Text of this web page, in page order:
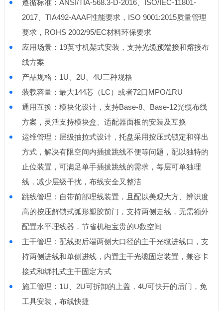
遵循标准：ANSI/TIA-568.3-D-2016、ISO/IEC-11801-
2017、TIA492-AAAF性能要求，ISO 9001:2015质量管理
要求，ROHS 2002/95/EC材料环保要求
应用场景：19英寸机架式安装，支持光缆预端接和熔接布
线方案
产品规格：1U、2U、4U三种规格
装载容量：最大144芯（LC）或者72口MPO/1RU
通用互换：模块化设计，支持Base-8、Base-12光缆布线
方案，灵活支持模块盒、适配器面板的安装及互换
运维管理：层级抽拉式设计，托盘采用按压式锁定和弹出
方式，解决有限空间内插拔跳线不便等问题，配以独特的
止位装置，可满足单手插拔跳线的需求，每层可单独理
线，减少层级干扰，布线安全又整洁
跳线管理：自带前部理线装置，且配以美观大方、辨识度
高的按压解锁式弧形塑胶前门，支持两侧走线，无需额外
配置水平理线器，节省机柜宝贵的U数空间
主干管理：配线架后端两侧大口径的主干光缆进线口，支
持两侧进线和单侧进线，内置主干光缆固定装置，兼容卡
接式和绑扎式主干固定方式
施工管理：1U、2U可拆卸的上盖，4U可快开的后门，免
工具安装，布线快捷